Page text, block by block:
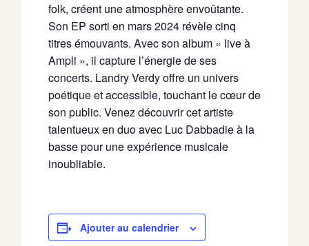
folk, créent une atmosphère envoûtante.
Son EP sorti en mars 2024 révèle cinq
titres émouvants. Avec son album « live à
Ampli », il capture l’énergie de ses
concerts. Landry Verdy offre un univers
poétique et accessible, touchant le cœur de
son public. Venez découvrir cet artiste
talentueux en duo avec Luc Dabbadie à la
basse pour une expérience musicale
inoubliable.
Ajouter au calendrier